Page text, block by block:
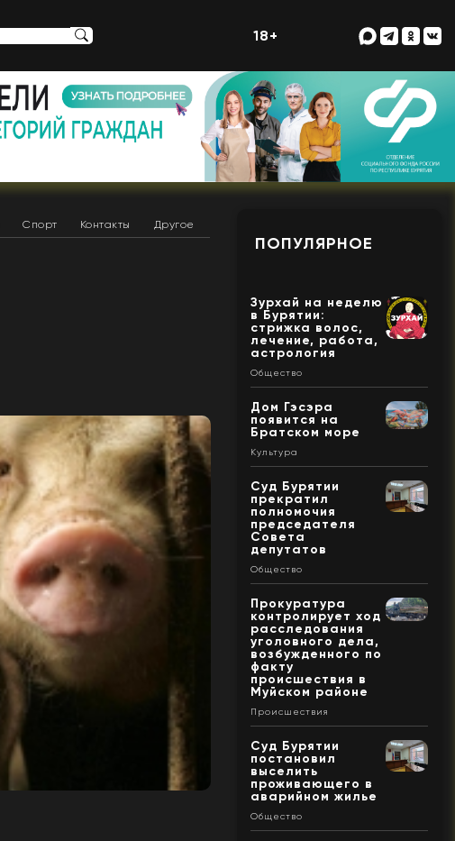
18+
Спорт Контакты Другое
ПОПУЛЯРНОЕ
Зурхай на неделю
в Бурятии:
стрижка волос,
лечение, работа,
астрология
Общество
Дом Гэсэра
появится на
Братском море
Культура
Суд Бурятии
прекратил
полномочия
председателя
Совета
депутатов
Общество
Прокуратура
контролирует ход
расследования
уголовного дела,
возбужденного по
факту
происшествия в
Муйском районе
Происшествия
Суд Бурятии
постановил
выселить
проживающего в
аварийном жилье
Общество